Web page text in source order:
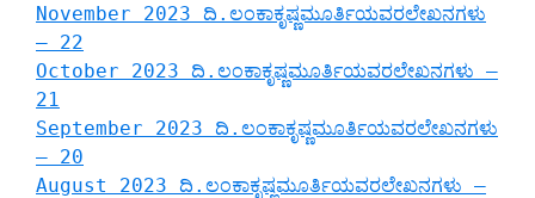
November 2023 ದಿ.ಲಂಕಾಕೃಷ್ಣಮೂರ್ತಿಯವರಲೇಖನಗಳು
– 22
October 2023 ದಿ.ಲಂಕಾಕೃಷ್ಣಮೂರ್ತಿಯವರಲೇಖನಗಳು –
21
September 2023 ದಿ.ಲಂಕಾಕೃಷ್ಣಮೂರ್ತಿಯವರಲೇಖನಗಳು
– 20
August 2023 ದಿ.ಲಂಕಾಕೃಷ್ಣಮೂರ್ತಿಯವರಲೇಖನಗಳು –